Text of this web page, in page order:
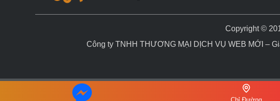
Copyright ©
Công ty TNHH THƯƠNG MẠI DỊCH VỤ WEB MỚI –